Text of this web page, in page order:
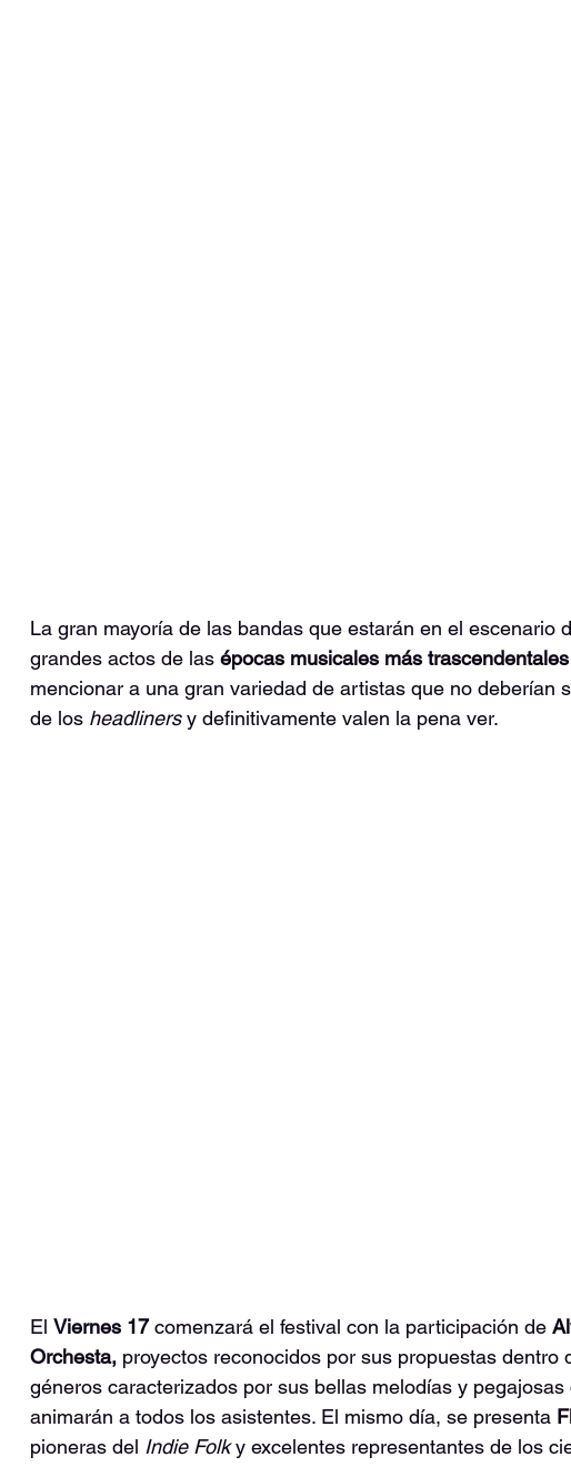
La gran mayoría de las bandas que estarán en el escenario
grandes actos de las épocas musicales más
mencionar a una gran variedad de artistas que no deberían
de los headliners y definitivamente valen la pena ver.
El Viernes 17 comenzará el festival con la participación de
Orchesta, proyectos reconocidos por sus propuestas dentro
géneros caracterizados por sus bellas melodías y
animarán a todos los asistentes. El mismo día, se presenta
pioneras del Indie Folk y excelentes representantes de los